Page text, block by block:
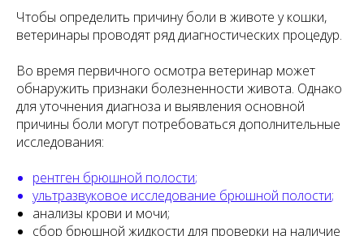
Чтобы определить причину боли в животе у кошки,
ветеринары проводят ряд диагностических процедур.
Во время первичного осмотра ветеринар может
обнаружить признаки болезненности живота. Однако
для уточнения диагноза и выявления основной
причины боли могут потребоваться дополнительные
исследования:
рентген брюшной полости;
ультразвуковое исследование брюшной полости;
анализы крови и мочи;
сбор брюшной жидкости для проверки на наличие